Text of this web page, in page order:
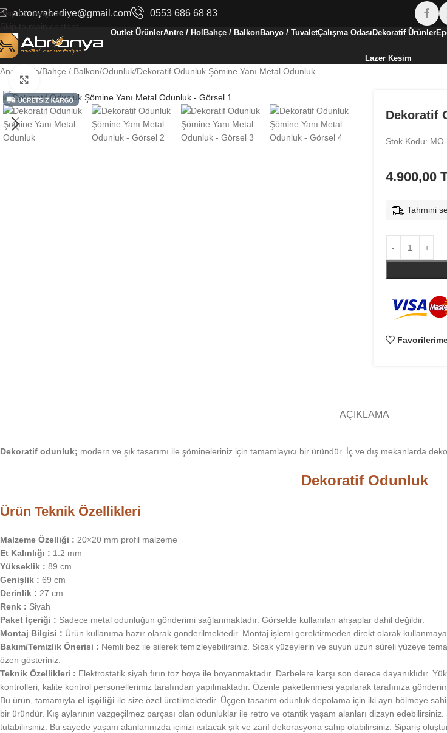
Skip to navigation
Skip to main content
abronyahediye@gmail.com 0553 686 68 83
Outlet ÜrünlerAntre / Hol Bahçe / BalkonBanyo / TuvaletÇalışma Odası Dekoratif Ürünler
Lazer Kesim
Ana Sayfa Bahçe / Balkon Odunluk Dekoratif Odunluk Şömine Yanı Metal Odunluk
Büyüt
Dekoratif
Stok Kodu:
4.900,00
Tahmini
AÇIKLAMA
Dekoratif odunluk; modern ve şık tasarımı ile şömineleriniz için tamamlayıcı bir üründür. İç ve dış mekanlarda
Dekoratif Odunluk
Ürün Teknik Özellikleri
Malzeme Özelliği : 20×20 mm profil malzeme
Et Kalınlığı : 1.2 mm
Yükseklik : 89 cm
Genişlik : 69 cm
Derinlik : 27 cm
Renk : Siyah
Paket İçeriği : Sadece metal odunluğun gönderimi sağlanmaktadır. Görselde kullanılan ahşaplar dahil değildir.
Montaj Bilgisi : Ürün kullanıma hazır olarak gönderilmektedir. Montaj işlemi gerektirmeden direkt olarak
Bakım/Temizlik Önerisi : Nemli bez ile silerek temizleyebilirsiniz. Sıcak yüzeylerin ve suyun uzun süreli yüzeye
özen gösteriniz.
Teknik Özellikleri : Elektrostatik siyah fırın toz boya ile boyanmaktadır. Darbelere karşı son derece dayanıklıdır.
kontrolleri, kalite kontrol personellerimiz tarafından yapılmaktadır. Özenle paketlenmesi yapılarak tarafınıza
Bu ürün, tamamıyla el işçiliği ile size özel üretilmektedir. Üçgen tasarım odunluk depolama için iki ayrı bölmeye
bir üründür. Kış aylarının vazgeçilmez parçası olan odunluklar ile retro ve otantik yaşam alanları dizayn edebilirsiniz.
tutabilirsiniz. Bu sayede yaşam alanlarınızda içinizi ısıtacak şık ve zarif dekorasyona sahip olabilirsiniz. Sipariş